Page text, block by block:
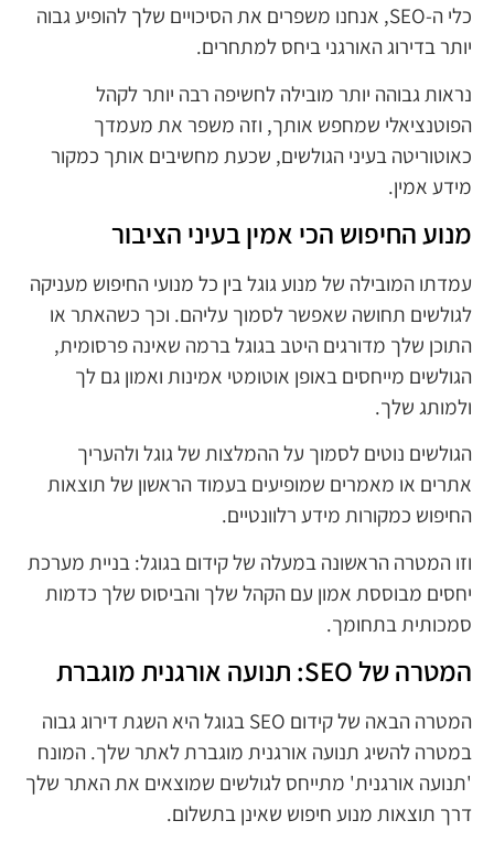
כלי ה-SEO, אנחנו משפרים את הסיכויים שלך להופיע גבוה
יותר בדירוג האורגני ביחס למתחרים.
נראות גבוהה יותר מובילה לחשיפה רבה יותר לקהל
הפוטנציאלי שמחפש אותך, וזה משפר את מעמדך
כאוטוריטה בעיני הגולשים, שכעת מחשיבים אותך כמקור
מידע אמין.
מנוע החיפוש הכי אמין בעיני הציבור
עמדתו המובילה של מנוע גוגל בין כל מנועי החיפוש מעניקה
לגולשים תחושה שאפשר לסמוך עליהם. וכך כשהאתר או
התוכן שלך מדורגים היטב בגוגל ברמה שאינה פרסומית,
הגולשים מייחסים באופן אוטומטי אמינות ואמון גם לך
ולמותג שלך.
הגולשים נוטים לסמוך על ההמלצות של גוגל ולהעריך
אתרים או מאמרים שמופיעים בעמוד הראשון של תוצאות
החיפוש כמקורות מידע רלוונטיים.
וזו המטרה הראשונה במעלה של קידום בגוגל: בניית מערכת
יחסים מבוססת אמון עם הקהל שלך והביסוס שלך כדמות
סמכותית בתחומך.
המטרה של SEO: תנועה אורגנית מוגברת
המטרה הבאה של קידום SEO בגוגל היא השגת דירוג גבוה
במטרה להשיג תנועה אורגנית מוגברת לאתר שלך. המונח
'תנועה אורגנית' מתייחס לגולשים שמוצאים את האתר שלך
דרך תוצאות מנוע חיפוש שאינן בתשלום.